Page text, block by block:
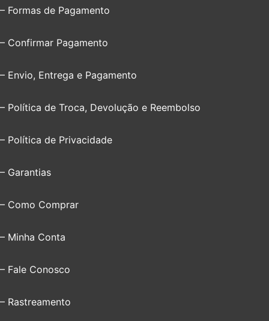
– Formas de Pagamento
– Confirmar Pagamento
– Envio, Entrega e Pagamento
– Política de Troca, Devolução e Reembolso
– Política de Privacidade
– Garantias
– Como Comprar
– Minha Conta
– Fale Conosco
– Rastreamento